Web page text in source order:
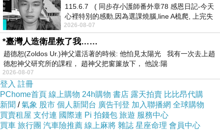
115.6.7 ( 同步存小護師番外章78 感恩日記-今天
心裡特別的感動,因為選課燒腦,line A梳爬, 上完失
智課的她,特來傾
2026-08-07
*臺灣人造衛星救了我……
趙德恕(Zoldos Ur.)神父還活著的時候: 他怕見太陽光 我有一次去上趙
德恕神父研究所的課程， 趙神父把窗簾放下， 他說:陽
2026-08-07
登入 註冊
PChome首頁 線上購物 24h購物 書店 露天拍賣 比比昂代購
新聞 /氣象 股市 個人新聞台 廣告刊登 加入聯播網 全球購物
買賣租屋 支付連 國際連 Pi 拍錢包 旅遊 服務中心
買車 旅行團 汽車險推薦 線上麻將 雜誌 星座命理 會員中心